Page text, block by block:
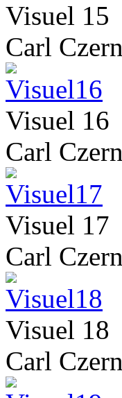
Visuel 15
Carl
Visuel 16
Carl
Visuel 17
Carl
Visuel 18
Carl